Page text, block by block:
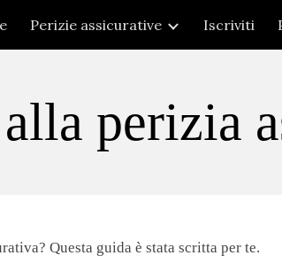
Skip to
Perizie assicurative Iscriviti
perizia
Questa guida è stata scritta per te.